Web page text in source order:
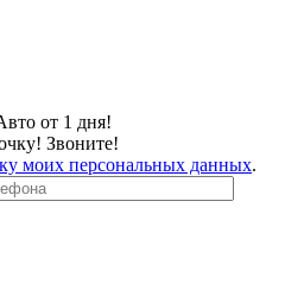
от 1 дня!
Звоните!
моих персональных данных.